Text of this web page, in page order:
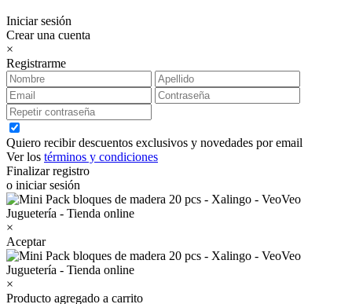
Iniciar sesión
Crear una cuenta
×
Registrarme
Quiero recibir descuentos exclusivos y novedades por email
Ver los términos y condiciones
Finalizar registro
o iniciar sesión
×
Aceptar
×
Producto agregado a carrito